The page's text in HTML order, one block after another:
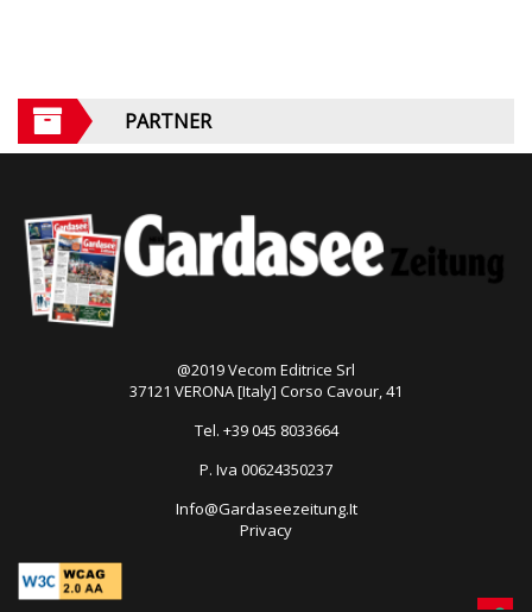
PARTNER
@2019 Vecom Editrice Srl
37121 VERONA [Italy] Corso Cavour, 41
Tel. +39 045 8033664
P. Iva 00624350237
Info@Gardaseezeitung.It
Privacy